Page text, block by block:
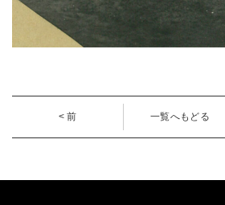
< 前 一覧へもどる